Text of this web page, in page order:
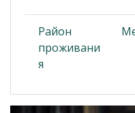
Район
проживани
я